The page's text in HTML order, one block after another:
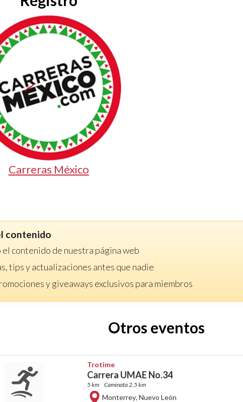
Carreras México
contenido
contenido de nuestra página web
tips y actualizaciones antes que nadie
y giveaways exclusivos para miembros
Otros eventos
Trotime
Carrera UMAE No.34
5 km Caminata 2.5 km
Monterrey, Nuevo León